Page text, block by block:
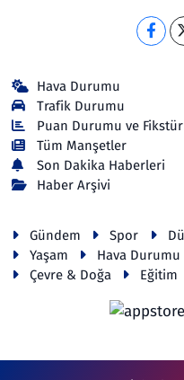
Hava Durumu
Trafik Durumu
Puan Durumu ve Fikstür
Tüm Manşetler
Son Dakika Haberleri
Haber Arşivi
Gündem Spor
Yaşam
Hava Durumu
Çevre & Doğa
Eğitim